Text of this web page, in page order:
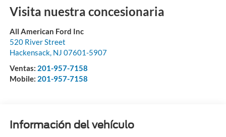
Visita nuestra concesionaria
All American Ford Inc
520 River Street
Hackensack, NJ 07601-5907
Ventas: 201-957-7158
Mobile: 201-957-7158
Información del vehículo